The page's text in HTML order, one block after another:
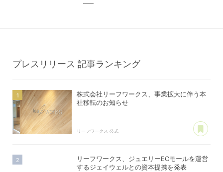
プレスリリース 記事ランキング
株式会社リーフワークス、事業拡大に伴う本
社移転のお知らせ
リーフワークス 公式
リーフワークス、ジュエリーECモールを運営
するジェイウェルとの資本提携を発表